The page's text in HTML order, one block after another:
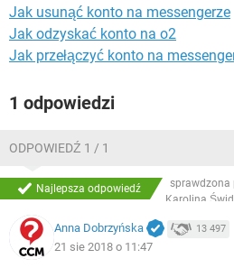
Jak usunąć konto na messengerze
Jak odzyskać konto na o2
Jak przełączyć konto na
1 odpowiedzi
ODPOWIEDŹ 1 / 1
Najlepsza odpowiedź
sprawdzona
Karolina
Anna Dobrzyńska 13 497
21 sie 2018 o 11:47